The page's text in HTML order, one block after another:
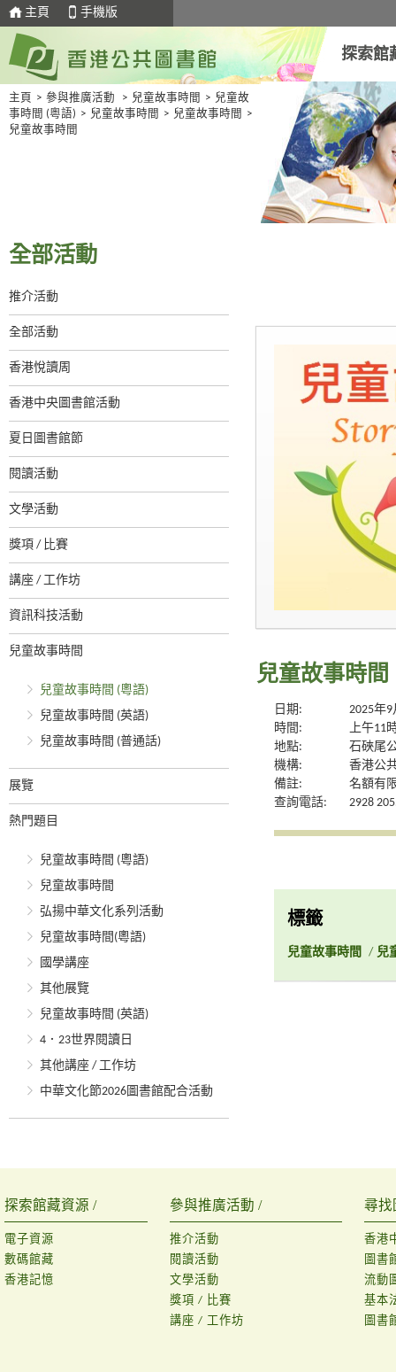
主頁 手機版
探索館
主頁 > 參與推廣活動 > 兒童故事時間 > 兒童故
事時間 (粵語) > 兒童故事時間 > 兒童故事時間
>
兒童故事時間
全部活動
推介活動
全部活動
香港悅讀周
香港中央圖書館活動
夏日圖書館節
閱讀活動
文學活動
獎項 / 比賽
講座 / 工作坊
資訊科技活動
兒童故事時間
兒童故事時間 (粵語)
兒童故事時間 (英語)
兒童故事時間 (普通話)
展覽
熱門題目
兒童故事時間 (粵語)
兒童故事時間
弘揚中華文化系列活動
兒童故事時間(粵語)
國學講座
其他展覽
兒童故事時間 (英語)
4．23世界閱讀日
其他講座 / 工作坊
中華文化節2026圖書館配合活動
兒童故事時間
日期:
2025年
時間:
上午11
地點:
石硤尾
機構:
香港公
備註:
名額有
查詢電話:
2928
標籤
兒童故事時間 / 兒
探索館藏資源 /
電子資源
數碼館藏
香港記憶
參與推廣活動 /
推介活動
閱讀活動
文學活動
獎項 / 比賽
講座 / 工作坊
尋找
香港
圖書
流動
基本
圖書